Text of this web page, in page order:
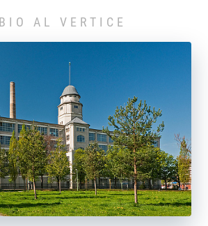
AL VERTICE